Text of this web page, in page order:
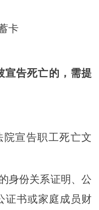
卡
宣告死亡的，需提
宣告职工死亡文
身份关系证明 、公
证书或家庭成员财